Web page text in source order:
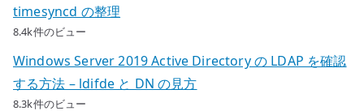
timesyncd の整理
8.4k件のビュー
Windows Server 2019 Active Directory の LDAP を確認
する方法 – ldifde と DN の見方
8.3k件のビュー